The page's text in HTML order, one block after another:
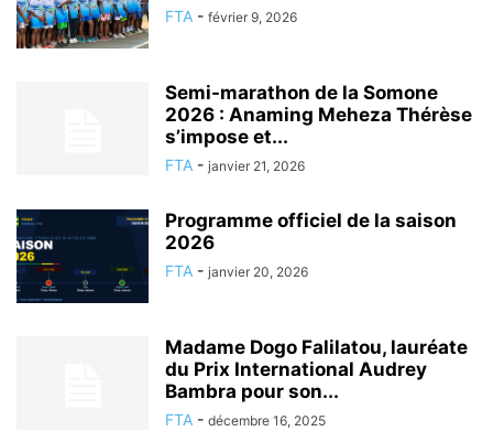
FTA - février 9, 2026
Semi-marathon de la Somone
2026 : Anaming Meheza Thérèse
s’impose et...
FTA - janvier 21, 2026
Programme officiel de la saison
2026
FTA - janvier 20, 2026
Madame Dogo Falilatou, lauréate
du Prix International Audrey
Bambra pour son...
FTA - décembre 16, 2025